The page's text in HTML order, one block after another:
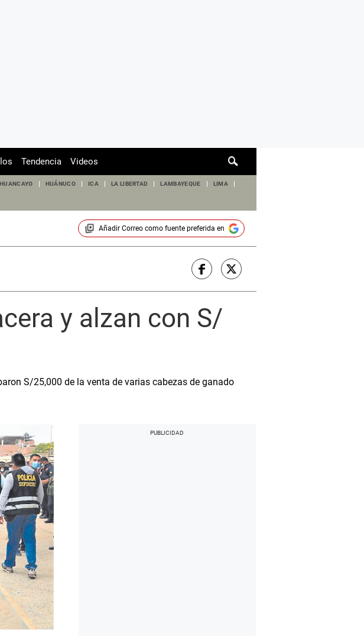
de
Tendencia Videos
HUANCAYO HUÁNUCO ICA LA LIBERTAD LAMBAYEQUE LIMA
Añadir Correocomo fuente preferida en
y alzan con S/
S/25,000 de la venta de varias cabezas de ganado